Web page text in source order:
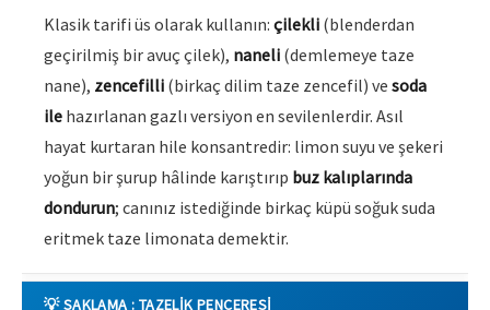
Klasik tarifi üs olarak kullanın: çilekli (blenderdan
geçirilmiş bir avuç çilek), naneli (demlemeye taze
nane), zencefilli (birkaç dilim taze zencefil) ve soda
ile hazırlanan gazlı versiyon en sevilenlerdir. Asıl
hayat kurtaran hile konsantredir: limon suyu ve şekeri
yoğun bir şurup hâlinde karıştırıp buz kalıplarında
dondurun; canınız istediğinde birkaç küpü soğuk suda
eritmek taze limonata demektir.
💡 SAKLAMA : TAZELIK PENCERESI